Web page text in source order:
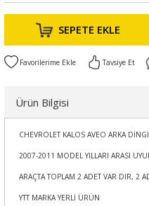
SEPETE EKLE
Tavsiye Et
Ürün Bilgisi
CHEVROLET KALOS AVEO ARKA
2007-2011 MODEL YILLARI ARASI
ARAÇTA TOPLAM 2 ADET VAR DIR, 2
YTT MARKA YERLİ ÜRÜN